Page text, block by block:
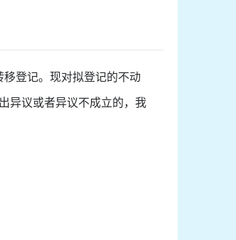
登记。现对拟登记的不动
异议或者异议不成立的，我